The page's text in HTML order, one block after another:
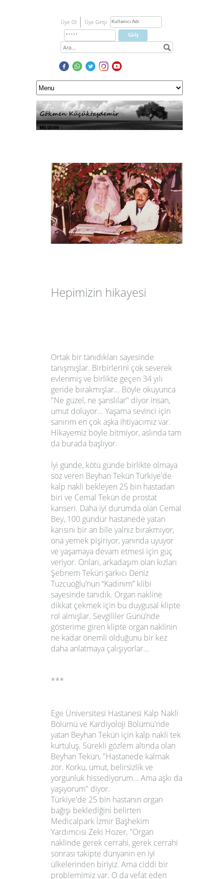
Üye Ol Üye Girişi
Hepimizin hikayesi
Ortak bir tanıdıkları sayesinde
tanışmışlar. Birbirlerini çok severek
evlenmiş ve birlikte geçen 34 yılı
geride bırakmışlar... Böyle okuyunca
"Ne güzel, ne şanslılar" diyor insan,
umut doluyor... Yaşama sevinci için
sanırım en çok aşka ihtiyacımız var.
Hikayemiz böyle bitmiyor, aslında tam
da burada başlıyor.
İyi günde, kötü günde birlikte olmaya
söz veren Beyhan Tekün Türkiye'de
kalp nakli bekleyen 25 bin hastadan
biri ve Cemal Tekün de prostat
kanseri. Daha iyi durumda olan Cemal
Bey, 100 gündür hastanede yatan
karısını bir an bile yalnız bırakmıyor,
ona yemek pişiriyor, yanında uyuyor
ve yaşamaya devam etmesi için güç
veriyor. Onları, arkadaşım olan kızları
Şebnem Tekün şarkıcı Deniz
Tuzcuoğlu’nun “Kadınım” klibi
sayesinde tanıdık. Organ nakline
dikkat çekmek için bu duygusal klipte
rol almışlar. Sevgililer Günü’nde
gösterime giren klipte organ naklinin
ne kadar önemli olduğunu bir kez
daha anlatmaya çalışıyorlar...
***
Ege Üniversitesi Hastanesi Kalp Nakli
Bölümü ve Kardiyoloji Bölümü'nde
yatan Beyhan Tekün için kalp nakli tek
kurtuluş. Sürekli gözlem altında olan
Beyhan Tekün, "Hastanede kalmak
zor. Korku, umut, belirsizlik ve
yorgunluk hissediyorum... Ama aşkı da
yaşıyorum" diyor.
Türkiye'de 25 bin hastanın organ
bağışı beklediğini belirten
Medicalpark İzmir Başhekim
Yardımcısı Zeki Hozer, "Organ
naklinde gerek cerrahi, gerek cerrahi
sonrası takipte dünyanın en iyi
ülkelerinden biriyiz. Ama ciddi bir
problemimiz var. O da vefat eden